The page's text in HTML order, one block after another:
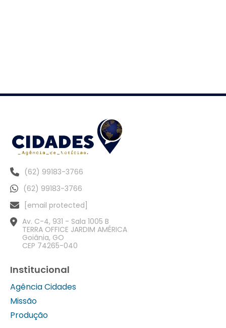
(62) 99183-3766
(62) 99183-3766
[email protected]
Av. C-4, 931 - Sala 1005 B
TERRA OFFICE JARDIM AMÉRICA
Goiânia, GO
CEP 74265-040
Institucional
Agência Cidades
Missão
Produção